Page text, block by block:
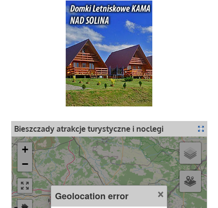
Bieszczady atrakcje turystyczne i noclegi
+
−
×
Geolocation error